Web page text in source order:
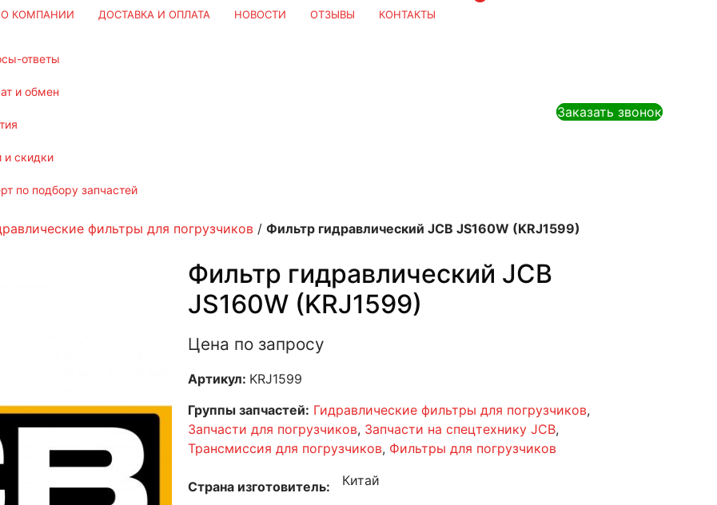
О КОМПАНИИ ДОСТАВКА И ОПЛАТА НОВОСТИ ОТЗЫВЫ
КОНТАКТЫ
ответы
и обмен
и скидки
по подбору запчастей
Заказать звонок
фильтры для погрузчиков / Фильтр гидравлический JCB JS160W (KRJ1599)
Фильтр гидравлический JCB
JS160W (KRJ1599)
Цена по запросу
Артикул: KRJ1599
Группы запчастей: Гидравлические фильтры для погрузчиков,
Запчасти для погрузчиков, Запчасти на спецтехнику JCB,
Трансмиссия для погрузчиков, Фильтры для погрузчиков
Страна изготовитель Китай